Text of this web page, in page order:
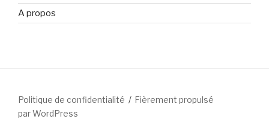
A propos
Politique de confidentialité
Fièrement propulsé
par WordPress